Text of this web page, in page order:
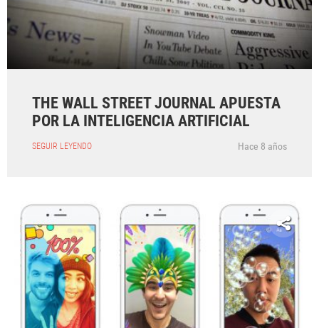
THE WALL STREET JOURNAL APUESTA
POR LA INTELIGENCIA ARTIFICIAL
SEGUIR LEYENDO Hace 8 años